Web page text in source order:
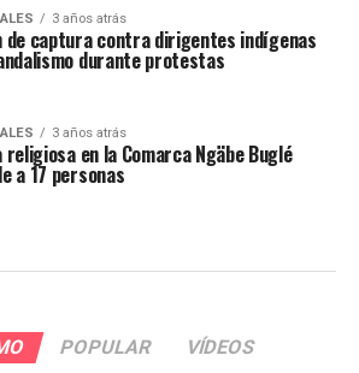
3 años atrás
de captura contra dirigentes indígenas
durante protestas
3 años atrás
religiosa en la Comarca Ngäbe Buglé
a 17 personas
POPULAR VÍDEOS